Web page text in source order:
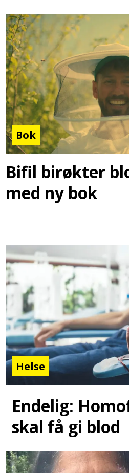
Bok
Bifil birøkter
med ny bok
Helse
Endelig:
skal få gi blod